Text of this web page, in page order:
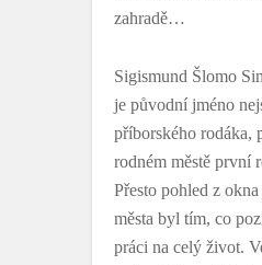
zahradě…
Sigismund Šlomo
je původní jméno
příborského rodáka,
rodném městě první
Přesto pohled z
města byl tím, co
práci na celý život.